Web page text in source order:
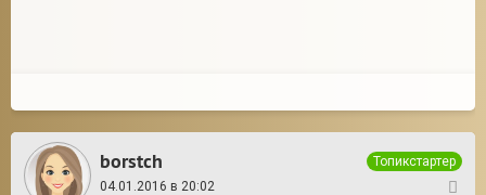
borstch
Топикстартер
04.01.2016 в 20:02